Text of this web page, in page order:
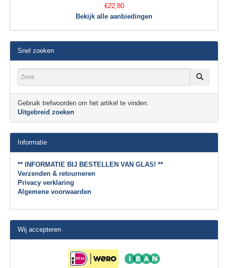
€22,80
Bekijk alle aanbiedingen
Snel zoeken
Gebruik trefwoorden om het artikel te vinden.
Uitgebreid zoeken
Informatie
** INFORMATIE BIJ BESTELLEN VAN GLAS! **
Verzenden & retourneren
Privacy verklaring
Algemene voorwaarden
Wij accepteren